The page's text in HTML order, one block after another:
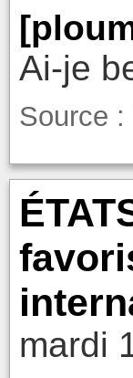
Ai-je
Source :
mardi